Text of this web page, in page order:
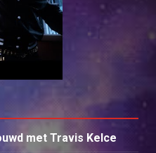
met Travis Kelce